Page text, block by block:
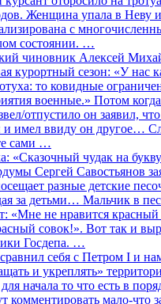
Женщина упала в Неву
с
состоянии. …
чиновник Алексей
курортный сезон: «У нас
то ковидные
военные.» Потом
отпустило он заявил,
и имел ввиду он другое…
сами …
«Сказочный чудак на
Сергей Савостьянов
разные детские
за детьми… Мальчик в
«Мне не нравится
совок!». Вот так и
Госдепа. …
себя с Петром I и
и укреплять»
начала то что есть в
комментировать мало-что